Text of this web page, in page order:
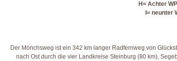
H= Achter
I=
Der Mönchsweg ist ein 342 km langer Radfernweg von
nach Ost durch die vier Landkreise Steinburg (80 km),